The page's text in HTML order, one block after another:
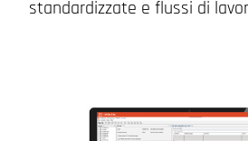
standardizzate e flussi di